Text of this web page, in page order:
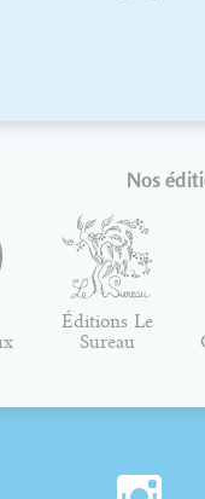
Nos
Éditions Le
Sureau